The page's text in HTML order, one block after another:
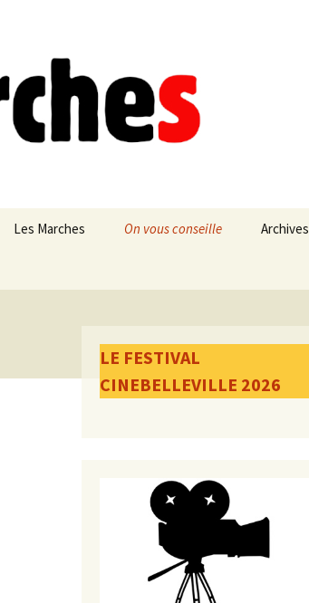
Les Marches On vous conseille Archives
LE FESTIVAL
CINEBELLEVILLE 2026